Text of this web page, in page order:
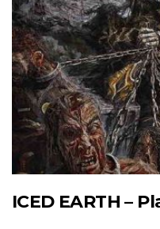
ICED EARTH –